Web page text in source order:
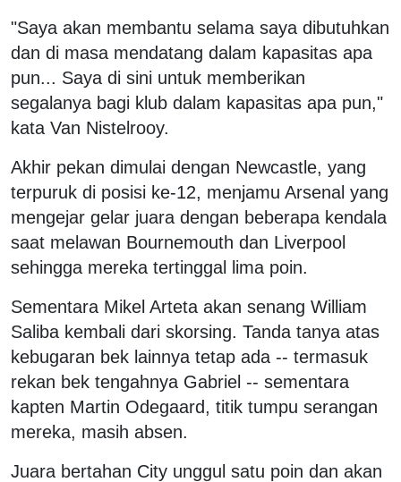
"Saya akan membantu selama saya dibutuhkan
dan di masa mendatang dalam kapasitas apa
pun... Saya di sini untuk memberikan
segalanya bagi klub dalam kapasitas apa pun,"
kata Van Nistelrooy.
Akhir pekan dimulai dengan Newcastle, yang
terpuruk di posisi ke-12, menjamu Arsenal yang
mengejar gelar juara dengan beberapa kendala
saat melawan Bournemouth dan Liverpool
sehingga mereka tertinggal lima poin.
Sementara Mikel Arteta akan senang William
Saliba kembali dari skorsing. Tanda tanya atas
kebugaran bek lainnya tetap ada -- termasuk
rekan bek tengahnya Gabriel -- sementara
kapten Martin Odegaard, titik tumpu serangan
mereka, masih absen.
Juara bertahan City unggul satu poin dan akan